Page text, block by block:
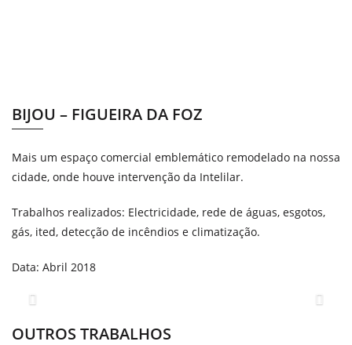
BIJOU – FIGUEIRA DA FOZ
Mais um espaço comercial emblemático remodelado na nossa
cidade, onde houve intervenção da Intelilar.
Trabalhos realizados: Electricidade, rede de águas, esgotos,
gás, ited, detecção de incêndios e climatização.
Data: Abril 2018
Next
OUTROS TRABALHOS